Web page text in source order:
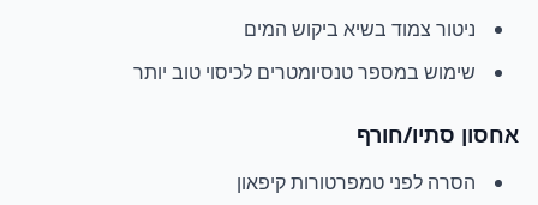
ניטור צמוד בשיא ביקוש המים
שימוש במספר טנסיומטרים לכיסוי טוב יותר
אחסון סתיו/חורף
הסרה לפני טמפרטורות קיפאון